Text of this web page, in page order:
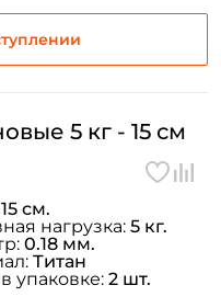
5 кг - 15 см
15 см.
нагрузка: 5 кг.
0.18 мм.
Титан
упаковке: 2 шт.